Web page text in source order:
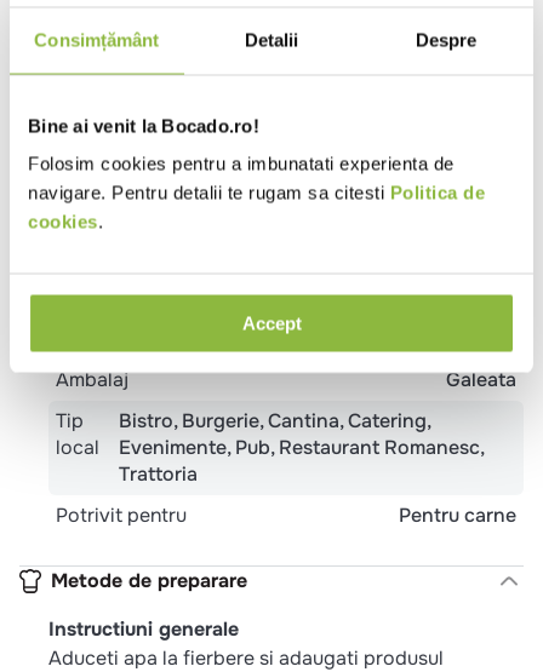
Consimțământ Detalii Despre
Bine ai venit la Bocado.ro!
Folosim cookies pentru a imbunatati experienta de
navigare. Pentru detalii te rugam sa citesti Politica de
cookies.
Accept
din pui precum pieptul de pui cu smantana si
ciuperci, preparate din porc ca de exemplu
Specificatii
Dozaj
Temperatura
Ambiental
Ambalaj
Galeata
Tip
local
Bistro Burgerie Cantina Catering
Evenimente Pub Restaurant Romanesc
Trattoria
Potrivit pentru
Pentru carne
Metode de preparare
Instructiuni generale
Aduceti apa la fierbere si adaugati produsul